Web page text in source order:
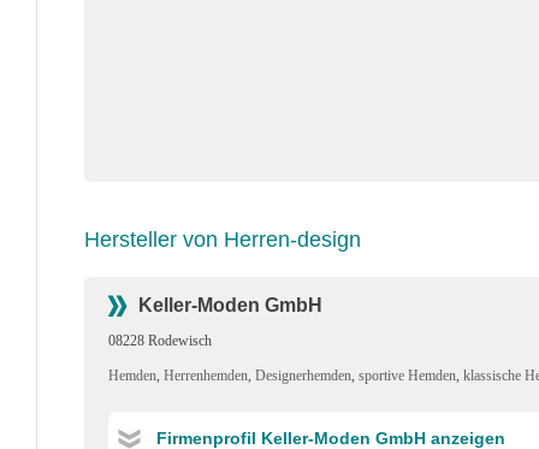
Hersteller von Herren-design
Keller-Moden GmbH
08228 Rodewisch
Hemden, Herrenhemden, Designerhemden, sportive Hemden, klassische
Firmenprofil Keller-Moden GmbH anzeigen